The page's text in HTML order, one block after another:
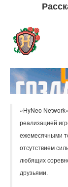
«HyNeo
реализацией
ежемесячными
отсутствием
любящих
друзьями.